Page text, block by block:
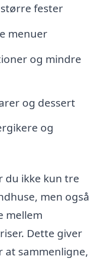
fester
menuer
og mindre
og dessert
og
du ikke kun tre
men også
mellem
Dette giver
sammenligne,